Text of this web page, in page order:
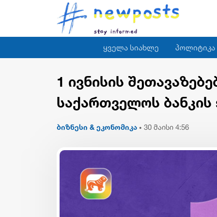
ყველა სიახლე პოლიტიკა
1 ივნისის
საქართველოს ბანკის
ბიზნესი & ეკონომიკა • 30 მაისი 4:56